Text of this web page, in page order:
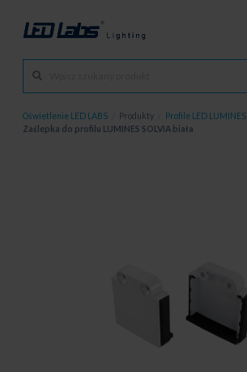
Oświetlenie LED LABS Produkty Profile LED LUMINES
Zaślepka do profilu LUMINES SOLVIA biała